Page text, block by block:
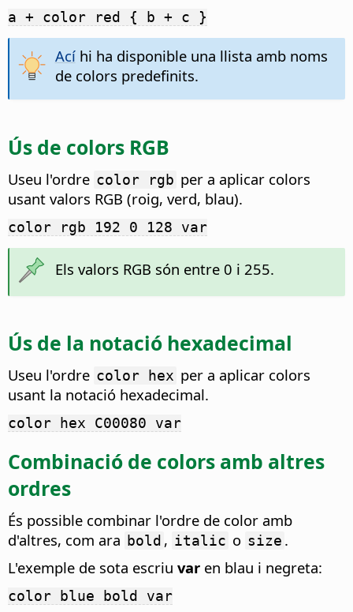
a + color red { b + c }
Acíhi ha disponible una llista amb noms
de colors predefinits.
Ús de colors RGB
Useu l'ordre color rgb per a aplicar colors
usant valors RGB (roig, verd, blau).
color rgb 192 0 128 var
Els valors RGB són entre 0 i 255.
Ús de la notació hexadecimal
Useu l'ordre color hex per a aplicar colors
usant la notació hexadecimal.
color hex C00080 var
Combinació de colors amb altres
ordres
És possible combinar l'ordre de color amb
d'altres, com ara bold , italic o size .
L'exemple de sota escriu var en blau i negreta:
color blue bold var